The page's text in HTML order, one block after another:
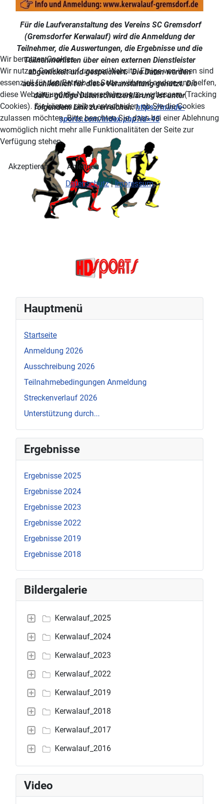
Hauptmenü
Startseite
Anmeldung 2026
Ausschreibung 2026
Teilnahmebedingungen Anmeldung
Streckenverlauf 2026
Unterstützung durch...
Ergebnisse
Ergebnisse 2025
Ergebnisse 2024
Ergebnisse 2023
Ergebnisse 2022
Ergebnisse 2019
Ergebnisse 2018
Bildergalerie
Kerwalauf_2025
Kerwalauf_2024
Kerwalauf_2023
Kerwalauf_2022
Kerwalauf_2019
Kerwalauf_2018
Kerwalauf_2017
Kerwalauf_2016
Video
Für die Laufveranstaltung des Vereins SC Gremsdorf
(Gremsdorfer Kerwalauf) wird die Anmeldung der
Teilnehmer, die Auswertungen, die Ergebnisse und die
Teilnehmerlisten über einen externen Dienstleister
abgewickelt und gespeichert. Die Daten werden
ausschließlich für diese Veranstaltung genutzt. Die
dafür gültige Datenschutzerklärung ist unter
folgendem Link zu erreichen:https://minde-
sports.com/index.php?id=45
Wir benutzen Cookies
Wir nutzen Cookies auf unserer Website. Einige von ihnen sind
essenziell für den Betrieb der Seite, während andere uns helfen,
diese Website und die Nutzererfahrung zu verbessern (Tracking
Cookies). Sie können selbst entscheiden, ob Sie die Cookies
zulassen möchten. Bitte beachten Sie, dass bei einer Ablehnung
womöglich nicht mehr alle Funktionalitäten der Seite zur
Verfügung stehen.
Akzeptieren
Ablehnen
Datenschutz|Impressum